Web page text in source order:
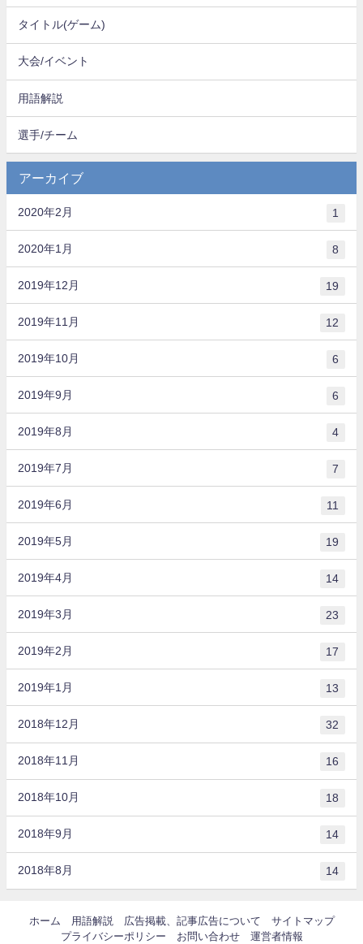
タイトル(ゲーム)
大会/イベント
用語解説
選手/チーム
アーカイブ
2020年2月 1
2020年1月 8
2019年12月 19
2019年11月 12
2019年10月 6
2019年9月 6
2019年8月 4
2019年7月 7
2019年6月 11
2019年5月 19
2019年4月 14
2019年3月 23
2019年2月 17
2019年1月 13
2018年12月 32
2018年11月 16
2018年10月 18
2018年9月 14
2018年8月 14
ホーム 用語解説 広告掲載、記事広告について
サイトマップ
プライバシーポリシー
お問い合わせ 運営者情報